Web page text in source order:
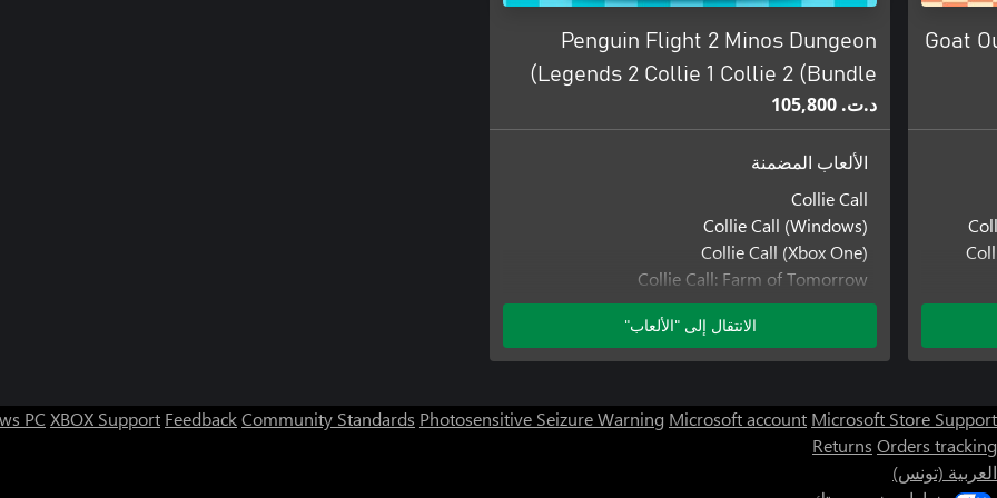
Goat
Penguin Flight 2 Minos Dungeon
Legends 2 Collie 1 Collie 2 (Bundle)
د.ت.‏ 105,800
الألعاب المضمنة
Collie Call
Collie Call (Windows)
Collie Call (Xbox One)
Collie Call: Farm of Tomorrow
Collie Call: Farm of Tomorrow (Windows)
Collie Call: Farm of Tomorrow (Xbox One)
Legends Aligned: Minis in Conflict
Legends Aligned: Minis in Conflict (Xbox One)
Minos Dungeon
Minos Dungeon (Xbox One)
الانتقال إلى "الألعاب"
PC XBOX Support FeedbackCommunity Standards Photosensitive Seizure Warning Microsoft account Microsoft Store Support
Returns Orders tracking
العربية (تونس)